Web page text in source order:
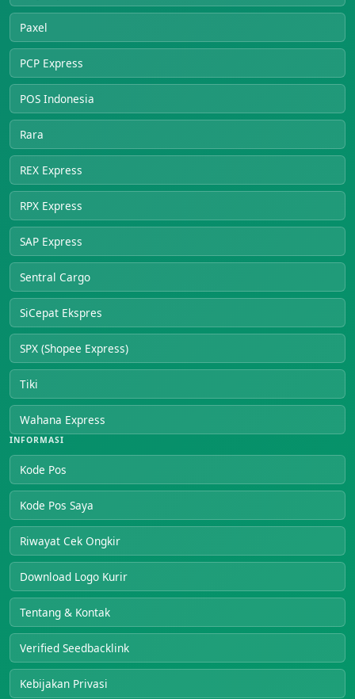
Paxel
PCP Express
POS Indonesia
Rara
REX Express
RPX Express
SAP Express
Sentral Cargo
SiCepat Ekspres
SPX (Shopee Express)
Tiki
Wahana Express
INFORMASI
Kode Pos
Kode Pos Saya
Riwayat Cek Ongkir
Download Logo Kurir
Tentang & Kontak
Verified Seedbacklink
Kebijakan Privasi